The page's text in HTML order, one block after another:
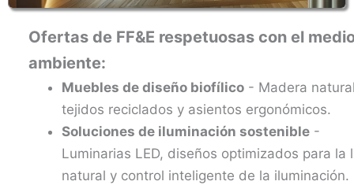
Ofertas de FF&E respetuosas con el
ambiente:
Muebles de diseño biofílico - Madera
tejidos reciclados y asientos ergonómicos.
Soluciones de iluminación sostenible -
Luminarias LED, diseños optimizados para la
natural y control inteligente de la iluminación.